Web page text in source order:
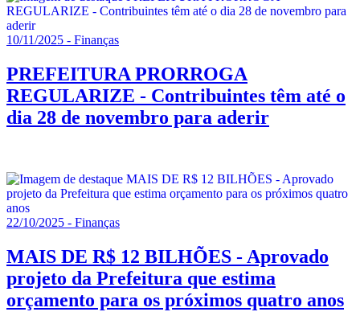
10/11/2025 - Finanças
PREFEITURA PRORROGA
REGULARIZE - Contribuintes têm até o
dia 28 de novembro para aderir
22/10/2025 - Finanças
MAIS DE R$ 12 BILHÕES - Aprovado
projeto da Prefeitura que estima
orçamento para os próximos quatro anos